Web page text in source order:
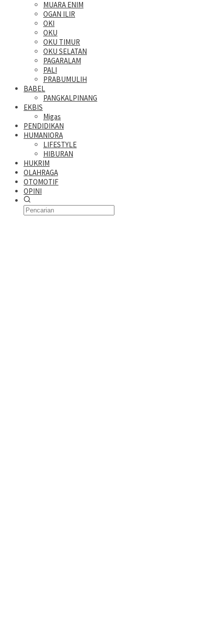
MUARA ENIM
OGAN ILIR
OKI
OKU
OKU TIMUR
OKU SELATAN
PAGARALAM
PALI
PRABUMULIH
BABEL
PANGKALPINANG
EKBIS
Migas
PENDIDIKAN
HUMANIORA
LIFESTYLE
HIBURAN
HUKRIM
OLAHRAGA
OTOMOTIF
OPINI